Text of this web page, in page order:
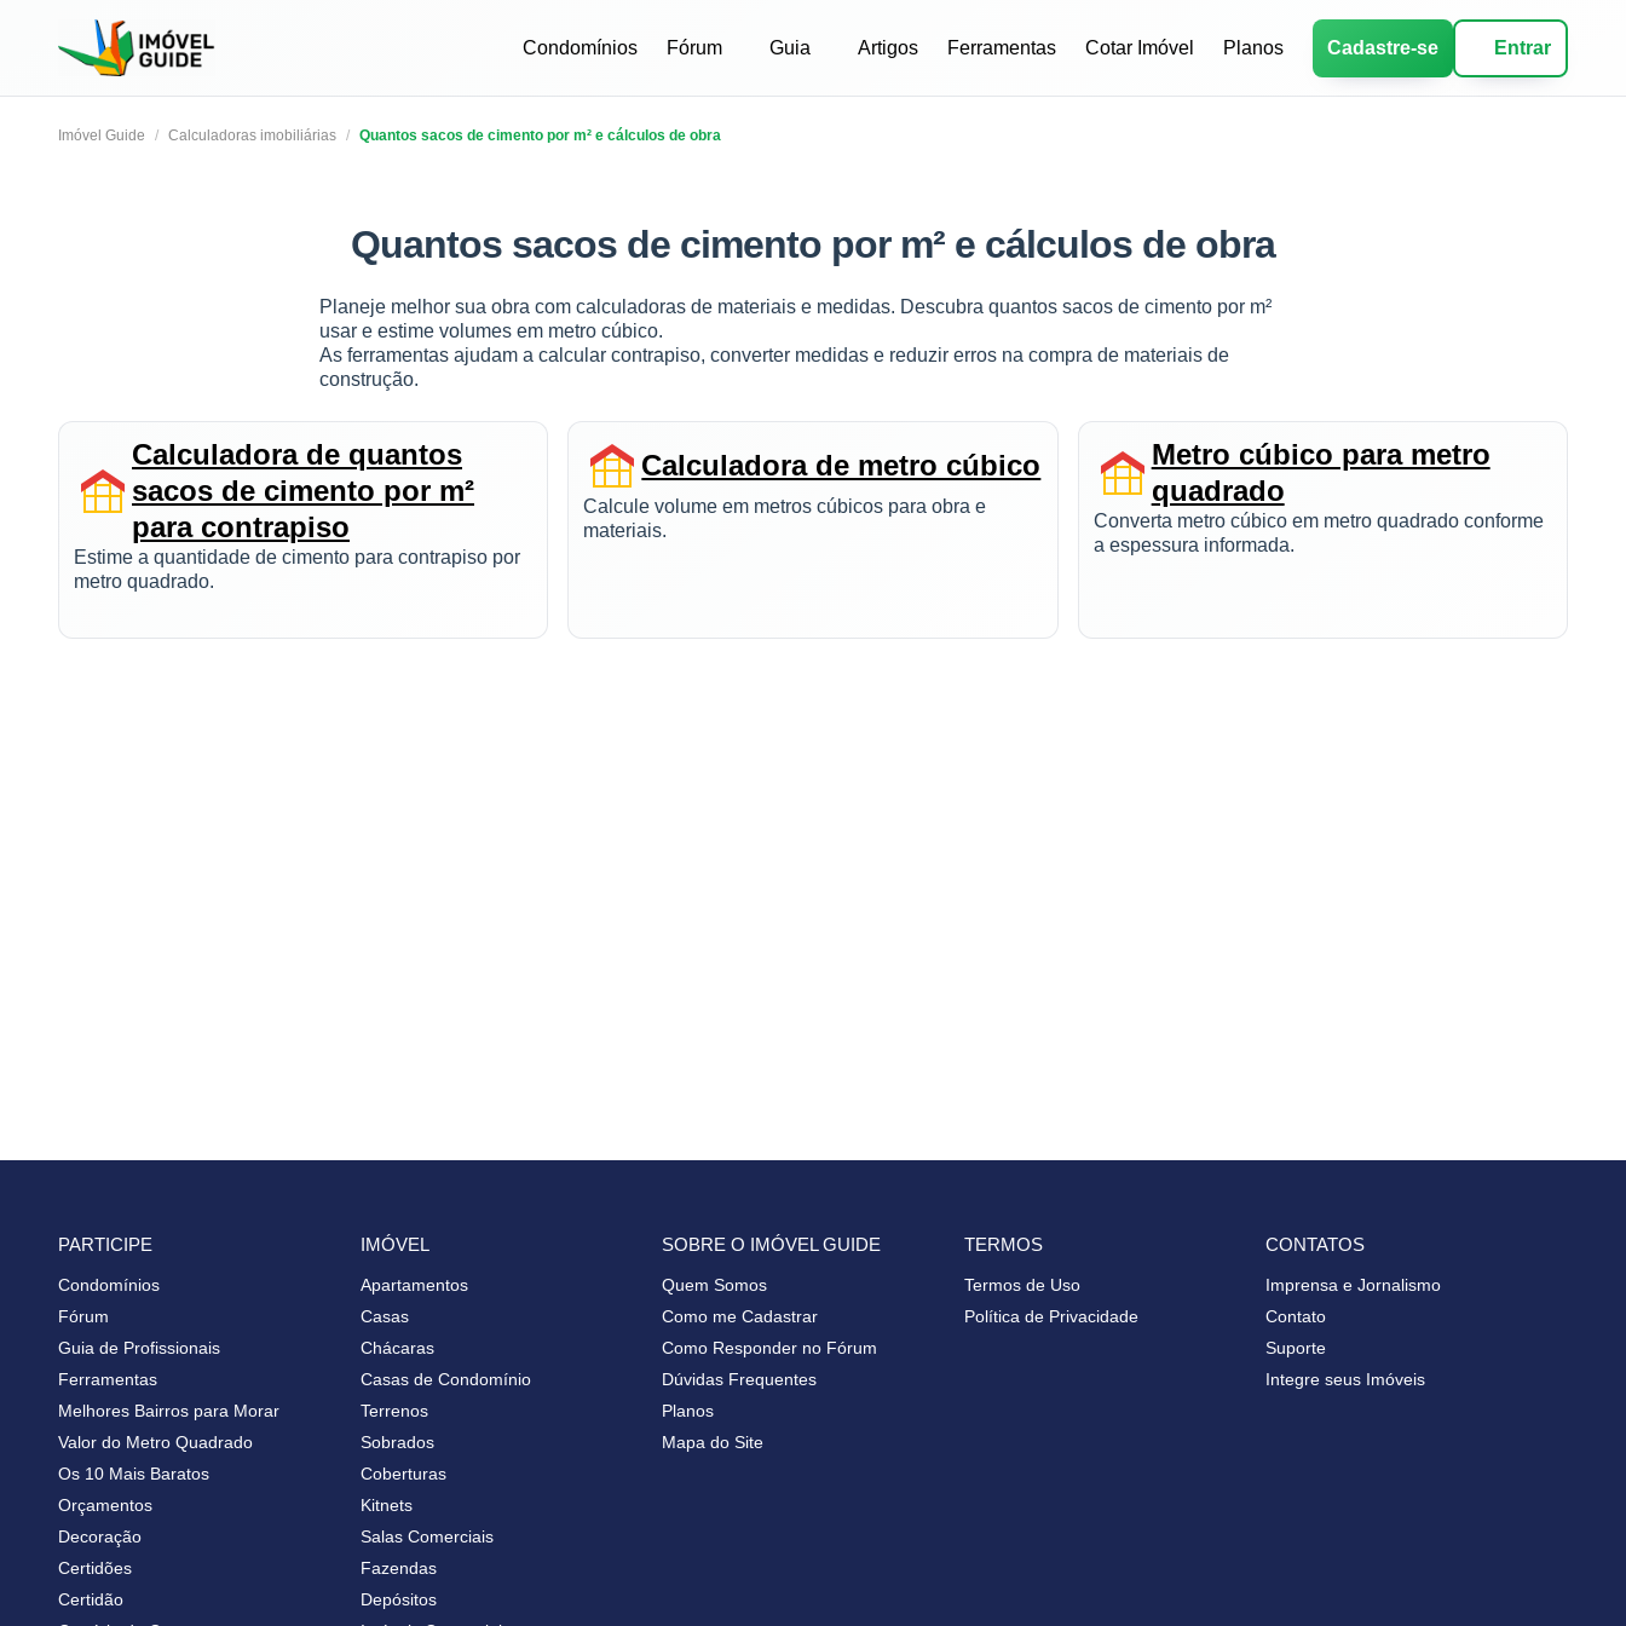
Condomínios Fórum Guia Artigos Ferramentas Cotar Imóvel Planos Cadastre-se Entrar
Imóvel Guide Calculadoras imobiliárias Quantos sacos de cimento por m² e cálculos de obra
Quantos sacos de cimento por m² e cálculos de obra
Planeje melhor sua obra com calculadoras de materiais e medidas. Descubra quantos sacos de cimento por m²
usar e estime volumes em metro cúbico.
As ferramentas ajudam a calcular contrapiso, converter medidas e reduzir erros na compra de materiais de
construção.
Calculadora de quantos
sacos de cimento por m²
para contrapiso
Estime a quantidade de cimento para contrapiso por
metro quadrado.
Calculadora de metro cúbico
Calcule volume em metros cúbicos para obra e
materiais.
Metro cúbico para metro
quadrado
Converta metro cúbico em metro quadrado conforme
a espessura informada.
PARTICIPE
Condomínios
Fórum
Guia de Profissionais
Ferramentas
Melhores Bairros para Morar
Valor do Metro Quadrado
Os 10 Mais Baratos
Orçamentos
Decoração
Certidões
Certidão
IMÓVEL
Apartamentos
Casas
Chácaras
Casas de Condomínio
Terrenos
Sobrados
Coberturas
Kitnets
Salas Comerciais
Fazendas
Depósitos
SOBRE O IMÓVEL GUIDE
Quem Somos
Como me Cadastrar
Como Responder no Fórum
Dúvidas Frequentes
Planos
Mapa do Site
TERMOS
Termos de Uso
Política de Privacidade
CONTATOS
Imprensa e Jornalismo
Contato
Suporte
Integre seus Imóveis